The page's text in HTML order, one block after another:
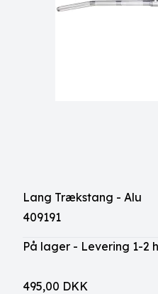
Lang Trækstang - Alu
409191
På lager - Levering 1-2
495,00 DKK